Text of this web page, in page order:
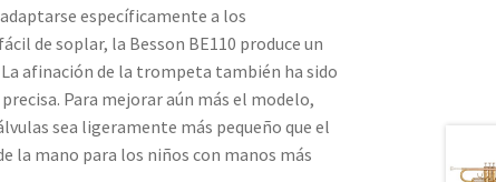
específicamente a los
de soplar, la Besson BE110 produce un
afinación de la trompeta también ha sido
Para mejorar aún más el modelo,
sea ligeramente más pequeño que el
la mano para los niños con manos más